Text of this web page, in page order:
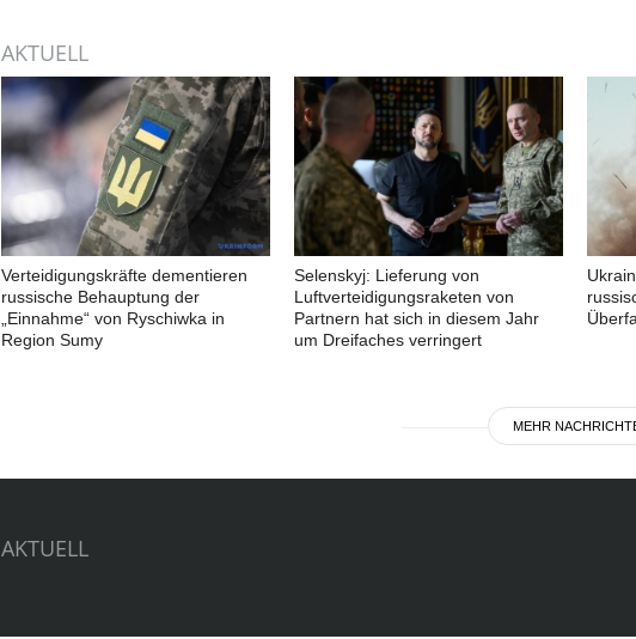
AKTUELL
Verteidigungskräfte dementieren
russische Behauptung der
„Einnahme“ von Ryschiwka in
Region Sumy
Selenskyj: Lieferung von
Luftverteidigungsraketen von
Partnern hat sich in diesem Jahr
um Dreifaches verringert
MEHR
AKTUELL